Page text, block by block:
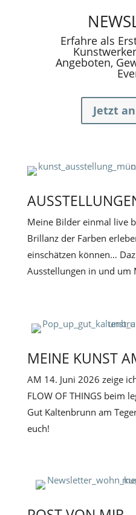
Erfahre als
Angeboten,
Jetzt
Meine Bilder einmal live
Brillanz der Farben
einschätzen können…
Ausstellungen in und um
MEINE KUNST
AM 14. Juni 2026 zeige
FLOW OF THINGS beim
Gut Kaltenbrunn am
euch!